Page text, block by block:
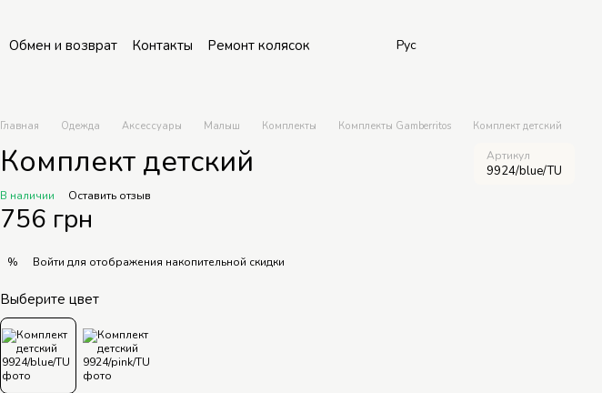
Обмен и возврат Контакты Ремонт колясок Рус
Главная Одежда Аксессуары Малыш Комплекты Комплекты Gamberritos Комплект детский
Комплект детский Артикул
9924/blue/TU
В наличии Оставить отзыв
756 грн
% Войти для отображения накопительной скидки
Выберите цвет